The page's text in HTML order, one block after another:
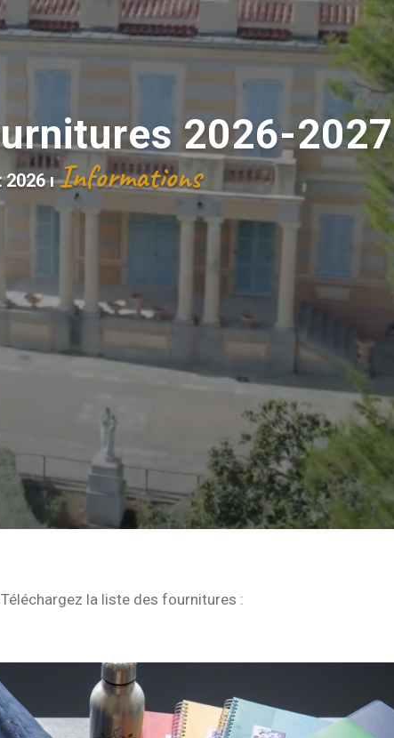
2026-2027
2026 ı Informations
la liste des fournitures :